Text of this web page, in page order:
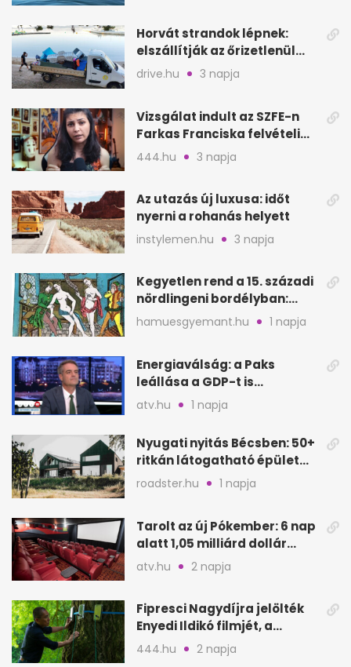
Horvát strandok lépnek:
elszállítják az őrizetlenül
hagyott törölközőket
drive.hu 3 napja
Vizsgálat indult az SZFE-n
Farkas Franciska felvételi
videója után
444.hu 3 napja
Az utazás új luxusa: időt
nyerni a rohanás helyett
instylemen.hu 3 napja
Kegyetlen rend a 15. századi
nördlingeni bordélyban:
verés, éheztetés
hamuesgyemant.hu 1 napja
Energiaválság: a Paks
leállása a GDP-t is
megütheti, int az
Oeconomus
atv.hu 1 napja
Nyugati nyitás Bécsben: 50+
ritkán látogatható épület
nyílik meg
roadster.hu 1 napja
Tarolt az új Pókember: 6 nap
alatt 1,05 milliárd dollár
bevétel
atv.hu 2 napja
Fipresci Nagydíjra jelölték
Enyedi Ildikó filmjét, a
Csendes barátot
444.hu 2 napja